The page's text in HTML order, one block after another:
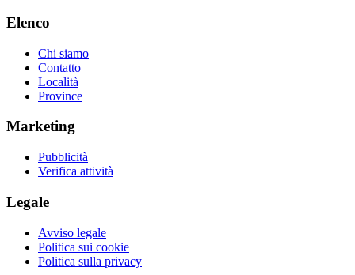
Elenco
Chi siamo
Contatto
Località
Province
Marketing
Pubblicità
Verifica attività
Legale
Avviso legale
Politica sui cookie
Politica sulla privacy